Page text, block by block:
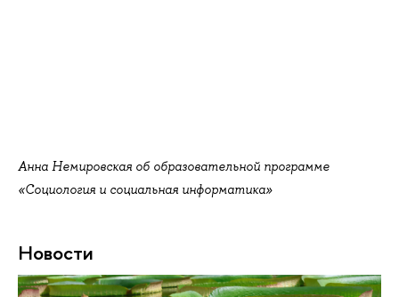
Анна Немировская об образовательной программе
«Социология и социальная информатика»
Новости